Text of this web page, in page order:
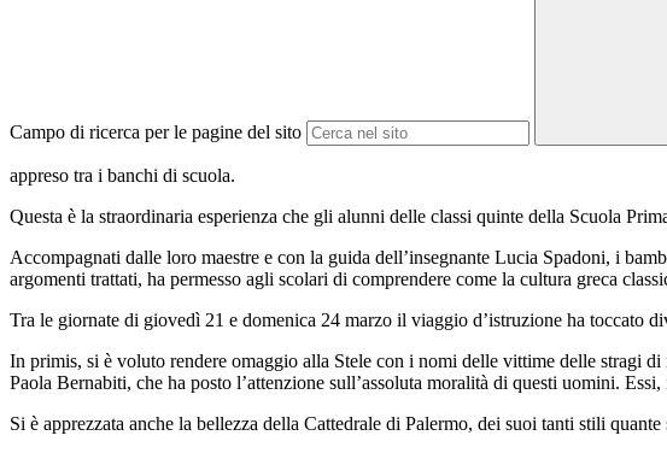
Campo di ricerca per le pagine del sito
appreso tra i banchi di scuola.
Questa è la straordinaria esperienza che gli alunni delle classi quinte della Scuola
Accompagnati dalle loro maestre e con la guida dell’insegnante Lucia Spadoni, i
argomenti trattati, ha permesso agli scolari di comprendere come la cultura greca
Tra le giornate di giovedì 21 e domenica 24 marzo il viaggio d’istruzione ha toccato
In primis, si è voluto rendere omaggio alla Stele con i nomi delle vittime delle stragi
Paola Bernabiti, che ha posto l’attenzione sull’assoluta moralità di questi uomini.
Si è apprezzata anche la bellezza della Cattedrale di Palermo, dei suoi tanti stili